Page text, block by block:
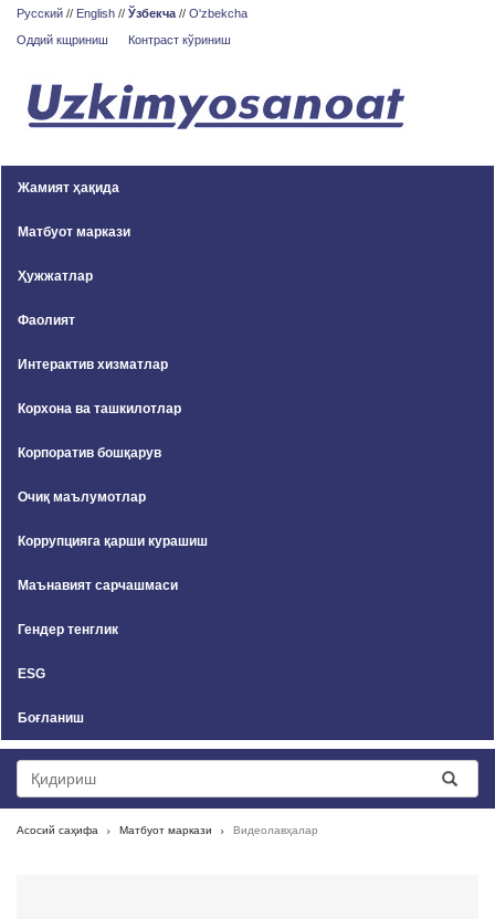
Русский // English // Ўзбекча // O'zbekcha
Оддий кщриниш
Контраст кўриниш
Жамият ҳақида
Матбуот маркази
Ҳужжатлар
Фаолият
Интерактив хизматлар
Корхона ва ташкилотлар
Корпоратив бошқарув
Очиқ маълумотлар
Коррупцияга қарши курашиш
Маънавият сарчашмаси
Гендер тенглик
ESG
Боғланиш
Асосий саҳифа Матбуот маркази Видеолавҳалар